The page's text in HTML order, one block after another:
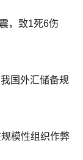
，致1死6伤
国外汇储备规
规模性组织作弊